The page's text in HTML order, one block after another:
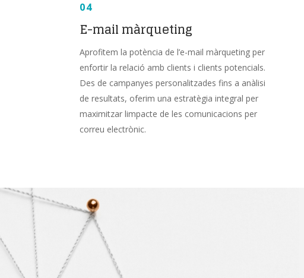
04
E-mail màrqueting
Aprofitem la potència de l’e-mail màrqueting per
enfortir la relació amb clients i clients potencials.
Des de campanyes personalitzades fins a anàlisi
de resultats, oferim una estratègia integral per
maximitzar limpacte de les comunicacions per
correu electrònic.